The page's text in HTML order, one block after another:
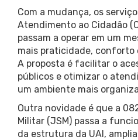
Com a mudança, os
Atendimento ao Cidadão
passam a operar em um
mais praticidade, conforto
A proposta é facilitar o
públicos e otimizar o
um ambiente mais
Outra novidade é que a
Militar (JSM) passa a
da estrutura da UAI,